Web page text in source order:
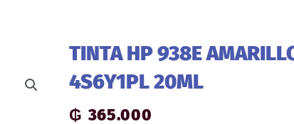
TINTA HP 938E
4S6Y1PL 20ML
₲ 365.000